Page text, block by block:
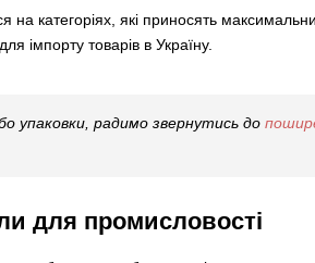
категоріях, які приносять
імпорту товарів в Україну.
упаковки, радимо звернутись до
для промисловості